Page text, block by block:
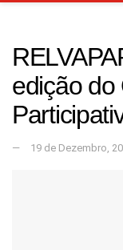
edição
19 de Dezembro,